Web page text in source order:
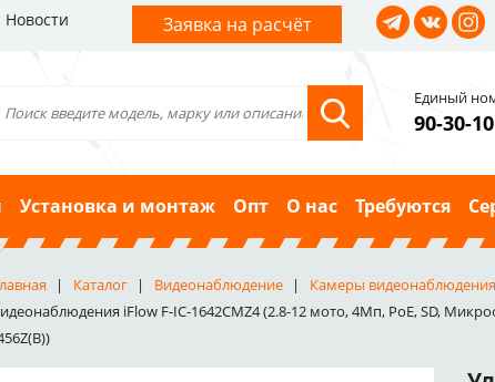
Новости Заявка на расчёт
Единый
90-30-10
Установка и монтаж Опт О нас Требуются
Каталог Видеонаблюдение Камеры видеонаблюдения
iFlow F-IC-1642CMZ4 (2.8-12 мото, 4Мп, PoE, SD,